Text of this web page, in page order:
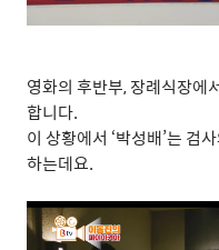
영화의 후반부,장례식장에
합니다.
이 상황에서 ‘박성배’는 검
하는데요.